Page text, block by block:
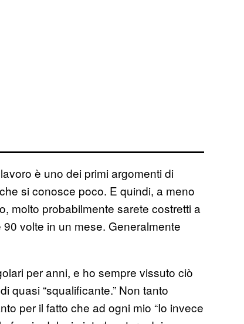
è uno dei primi argomenti di
si conosce poco. E quindi, a meno
molto probabilmente sarete costretti a
volte in un mese. Generalmente
per anni, e ho sempre vissuto ciò
quasi “squalificante.” Non tanto
per il fatto che ad ogni mio “Io invece